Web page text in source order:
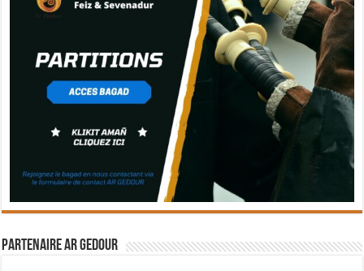
Partenaire Ar Gedour